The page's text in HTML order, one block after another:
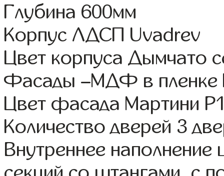
Глубина 600мм
Корпус ЛДСП Uvadrev
Цвет корпуса Дымчато
Фасады –МДФ в пленке
Цвет фасада Мартини
Количество дверей 3
Внутреннее